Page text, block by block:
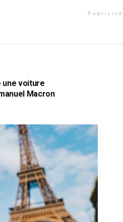
Publicité
une voiture
Macron